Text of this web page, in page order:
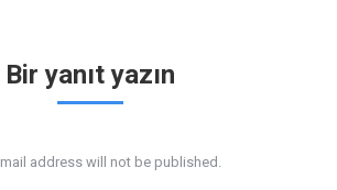
Bir yanıt yazın
address will not be published.